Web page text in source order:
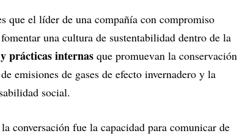
que el líder de una compañía con compromiso
una cultura de sustentabilidad dentro de la
prácticas internas que promuevan la conservación
emisiones de gases de efecto invernadero y la
social.
conversación fue la capacidad para comunicar de